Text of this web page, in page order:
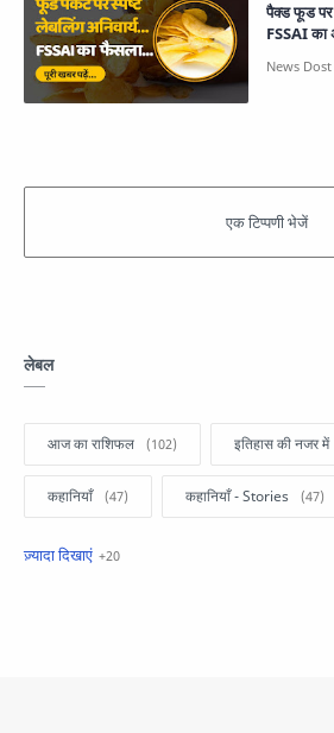
पैक्ड फूड पर
FSSAI
लेबल
आज का राशिफल इतिहास की नजर में
कहानियाँ कहानियाँ - Stories
खबरें फटाफट